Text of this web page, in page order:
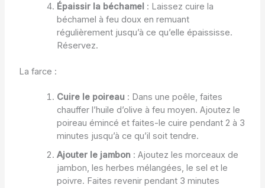
Épaissir la béchamel : Laissez cuire la
béchamel à feu doux en remuant
régulièrement jusqu’à ce qu’elle épaississe.
Réservez.
La farce :
Cuire le poireau: Dans une poêle, faites
chauffer l’huile d’olive à feu moyen. Ajoutez le
poireau émincé et faites-le cuire pendant 2 à 3
minutes jusqu’à ce qu’il soit tendre.
Ajouter le jambon: Ajoutez les morceaux de
jambon, les herbes mélangées, le sel et le
poivre. Faites revenir pendant 3 minutes